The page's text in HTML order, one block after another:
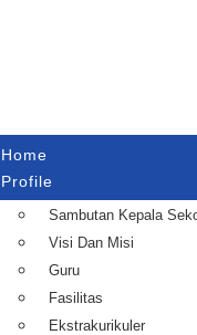
Home
Profile
Sambutan Kepala
Visi Dan Misi
Guru
Fasilitas
Ekstrakurikuler